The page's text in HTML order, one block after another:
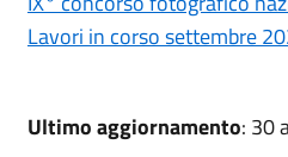
Lavori in corso settembre
Ultimo aggiornamento: 30